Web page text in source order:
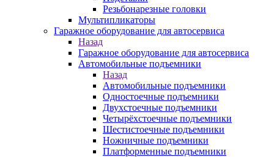
Резьбонарезные головки
Мультипликаторы
Гаражное оборудование для автосервиса
Назад
Гаражное оборудование для автосервиса
Автомобильные подъемники
Назад
Автомобильные подъемники
Одностоечные подъемники
Двухстоечные подъемники
Четырёхстоечные подъемники
Шестистоечные подъемники
Ножничные подъемники
Платформенные подъемники